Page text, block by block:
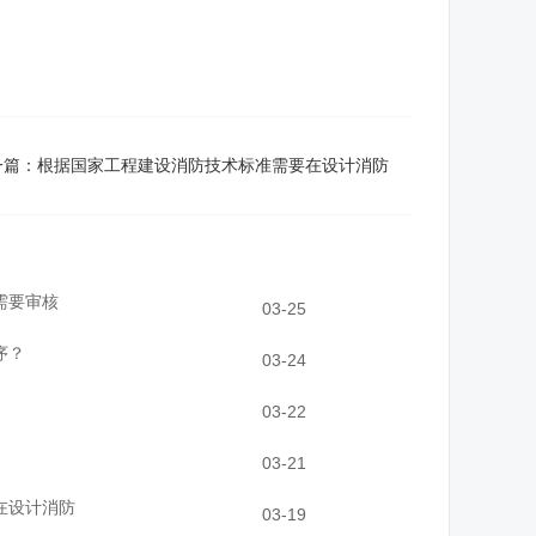
： 根据国家工程建设消防技术标准需要在设计消防
要审核 03-25
？ 03-24
03-22
03-21
设计消防 03-19